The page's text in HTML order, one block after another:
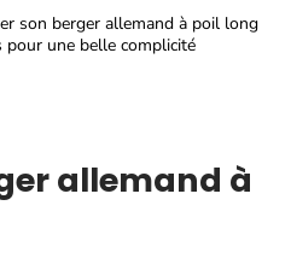
son berger allemand à poil long
pour une belle complicité
allemand à